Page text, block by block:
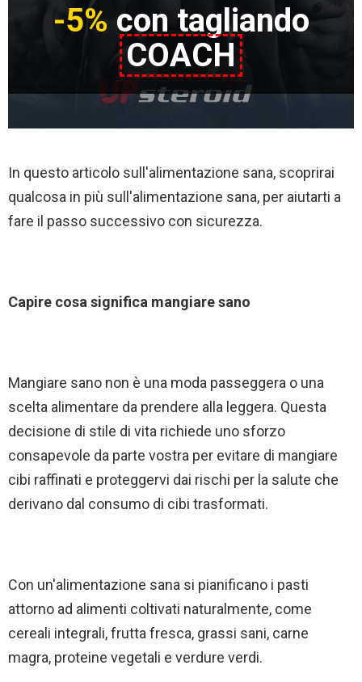
-5% con tagliando
COACH
In questo articolo sull'alimentazione sana, scoprirai
qualcosa in più sull'alimentazione sana, per aiutarti a
fare il passo successivo con sicurezza.
Capire cosa significa mangiare sano
Mangiare sano non è una moda passeggera o una
scelta alimentare da prendere alla leggera. Questa
decisione di stile di vita richiede uno sforzo
consapevole da parte vostra per evitare di mangiare
cibi raffinati e proteggervi dai rischi per la salute che
derivano dal consumo di cibi trasformati.
Con un'alimentazione sana si pianificano i pasti
attorno ad alimenti coltivati naturalmente, come
cereali integrali, frutta fresca, grassi sani, carne
magra, proteine vegetali e verdure verdi.